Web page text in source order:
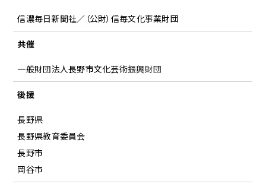
信濃毎日新聞社／（公財）信毎文化事業財団
共催
一般財団法人長野市文化芸術振興財団
後援
長野県
長野県教育委員会
長野市
岡谷市